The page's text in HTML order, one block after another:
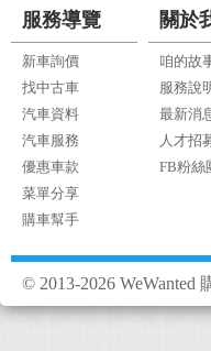
服務導覽
新車詢價
找中古車
汽車資料
汽車服務
優惠車款
菜單分享
購車幫手
關於
咱的故
服務說
最新消
人才招
FB粉絲
© 2013-2026 WeWanted